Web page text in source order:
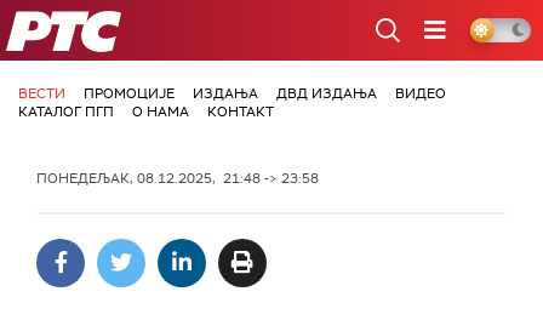
РТС
ВЕСТИ ПРОМОЦИЈЕ ИЗДАЊА ДВД ИЗДАЊА
ВИДЕО
КАТАЛОГ ПГП
О НАМА КОНТАКТ
ПОНЕДЕЉАК, 08.12.2025, 21:48 -> 23:58